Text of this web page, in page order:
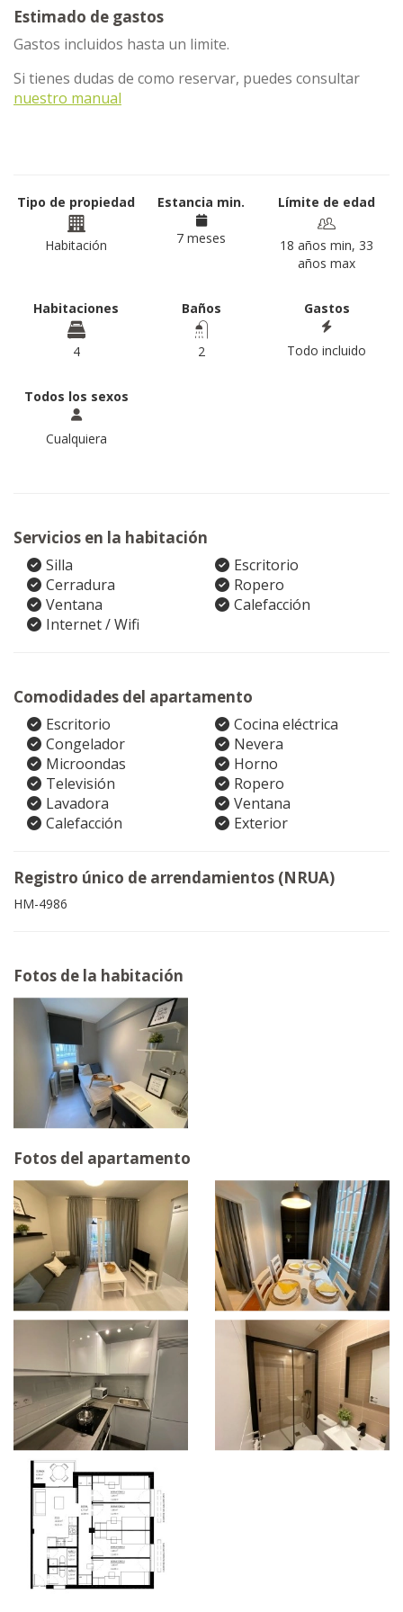
Estimado de gastos
Gastos incluidos hasta un limite.
Si tienes dudas de como reservar, puedes consultar
nuestro manual
Tipo de propiedad
Habitación
Estancia min.
7 meses
Límite de edad
18 años min, 33
años max
Habitaciones
4
Baños
2
Gastos
Todo incluido
Todos los sexos
Cualquiera
Servicios en la habitación
Silla
Escritorio
Cerradura
Ropero
Ventana
Calefacción
Internet / Wifi
Comodidades del apartamento
Escritorio
Cocina eléctrica
Congelador
Nevera
Microondas
Horno
Televisión
Ropero
Lavadora
Ventana
Calefacción
Exterior
Registro único de arrendamientos (NRUA)
HM-4986
Fotos de la habitación
Fotos del apartamento